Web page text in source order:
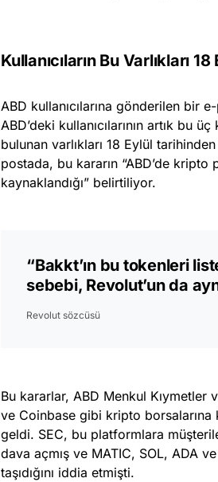
Kullanıcıların Bu Varlıkları
ABD kullanıcılarına gönderilen bir
ABD’deki kullanıcılarının artık bu
bulunan varlıkları 18 Eylül
postada, bu kararın “ABD’de
kaynaklandığı” belirtiliyor.
“Bakkt’ın bu tokenleri
sebebi, Revolut’un da
Revolut sözcüsü
Bu kararlar, ABD Menkul Kıymetler
ve Coinbase gibi kripto borsalarına
geldi. SEC, bu platformlara
dava açmış ve MATIC, SOL, ADA
taşıdığını iddia etmişti.